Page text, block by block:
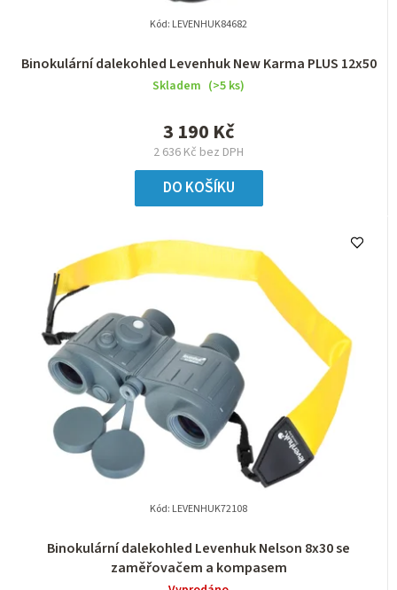
Binokulární dalekohled Levenhuk New Karma PLUS 12x50
Skladem (>5 ks)
2 636 Kč bez DPH
3 190 Kč
DO KOŠÍKU
Kód: LEVENHUK84682
Binokulární dalekohled Levenhuk Nelson 8x30 se
zaměřovačem a kompasem
Kód: LEVENHUK72108